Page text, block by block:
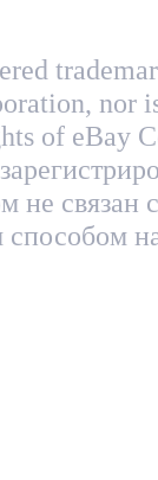
nor
of eBay
не связан